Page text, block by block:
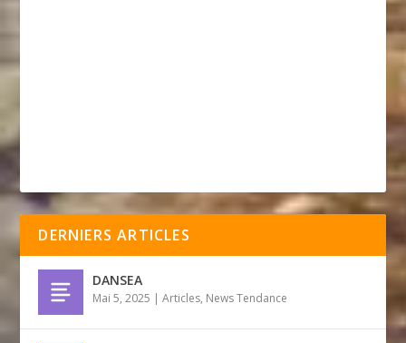
DERNIERS ARTICLES
DANSEA
Mai 5, 2025 |Articles, News Tendance